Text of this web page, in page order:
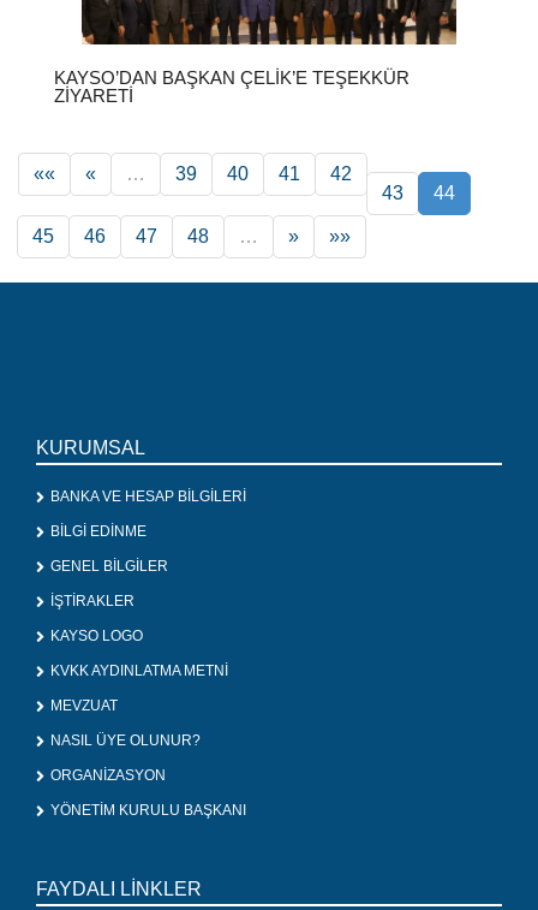
KAYSO’DAN BAŞKAN ÇELIK’E TEŞEKKÜR
ZIYARETI
«« « … 39 40 41
42
43
44
45 46 47 48 … » »»
KURUMSAL
BANKA VE HESAP BİLGİLERİ
BİLGİ EDİNME
GENEL BİLGİLER
İŞTİRAKLER
KAYSO LOGO
KVKK AYDINLATMA METNİ
MEVZUAT
NASIL ÜYE OLUNUR?
ORGANİZASYON
YÖNETİM KURULU BAŞKANI
FAYDALI LİNKLER